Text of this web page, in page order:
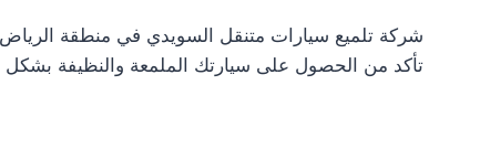
شركة تلميع سيارات متنقل السويدي في منطقة
تأكد من الحصول على سيارتك الملمعة والنظيفة بشكل